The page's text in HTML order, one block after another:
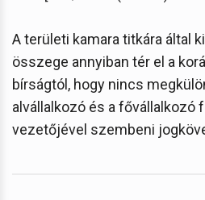
A területi kamara titkára által
összege annyiban tér el a
bírságtól, hogy nincs
alvállalkozó és a fővállalkozó
vezetőjével szembeni